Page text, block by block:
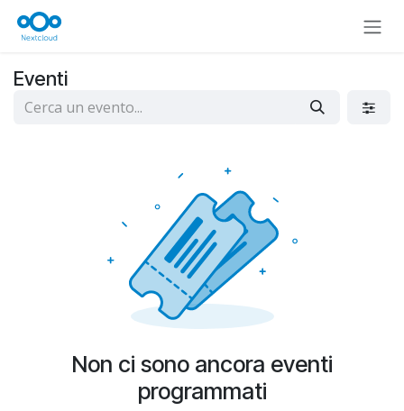
Passa al contenuto
Eventi
Non ci sono ancora eventi
programmati